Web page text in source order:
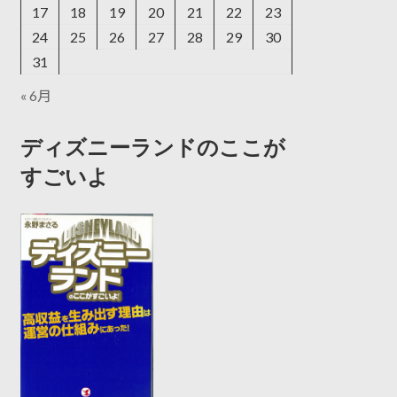
17 18 19 20 21 22
23
24
25 26 27 28 29
30
31
« 6月
ディズニーランドのここが
すごいよ